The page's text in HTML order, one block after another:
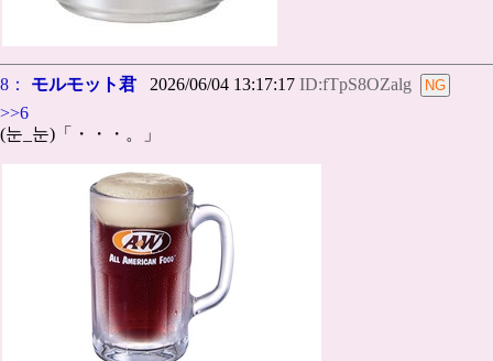
8： モルモット君 2026/06/04 13:17:17 ID:fTpS8OZalg
>>6
(눈_눈)「・・・。」